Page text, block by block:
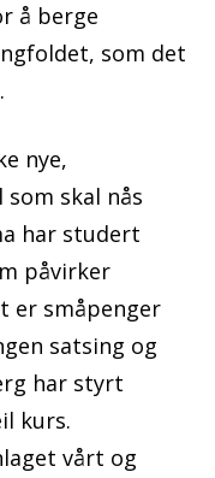
å berge
som det
nye,
skal nås
har studert
påvirker
er småpenger
satsing og
har styrt
kurs.
vårt og